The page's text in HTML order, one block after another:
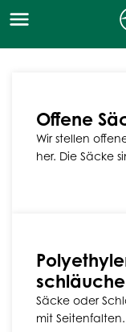
Offene
Wir stellen
her. Die Säcke
schläuche
Säcke oder
mit Seitenfalten.